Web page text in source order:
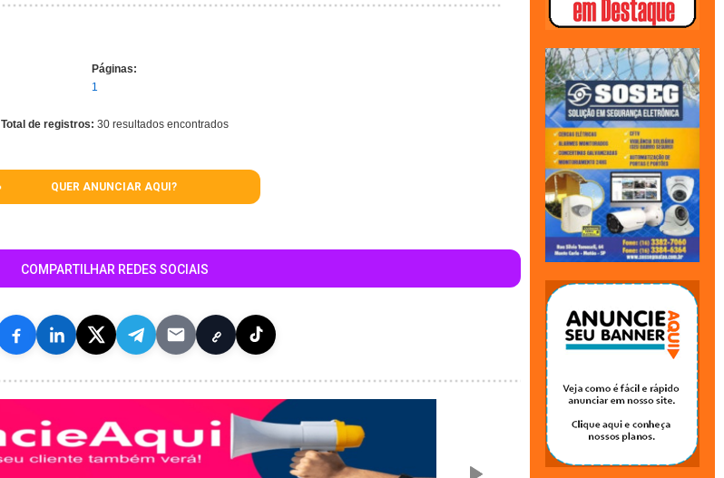
Páginas:
1
Total de registros: 30 resultados encontrados
QUER ANUNCIAR AQUI?
COMPARTILHAR REDES SOCIAIS